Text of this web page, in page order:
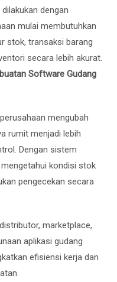
dengan
mulai membutuhkan
stok, transaksi barang
secara lebih akurat.
Software Gudang
mengubah
rumit menjadi lebih
Dengan sistem
kondisi stok
pengecekan secara
marketplace,
aplikasi gudang
efisiensi kerja dan